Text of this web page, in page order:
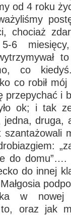
od 4 roku
chociaż
6
co
co robił mój
przepychać i
ok; i tak
jedna, druga,
do
do innej
w
oraz jak